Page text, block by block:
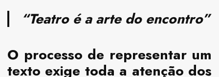
“Teatro é a arte do encontro”
O processo de representar um
texto exige toda a atenção dos